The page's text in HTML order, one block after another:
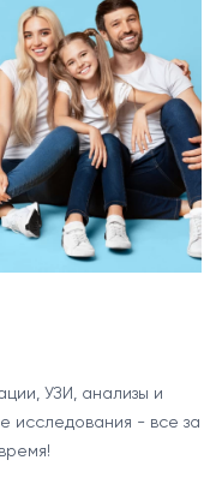
УЗИ, анализы и
исследования - все за